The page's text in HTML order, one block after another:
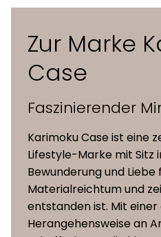
Holz
Eiche
Polsterung
(verfügbare
Kollektionen)
2,
Zur Marke
Case
Faszinierender
Karimoku Case ist eine
Lifestyle-Marke mit Sitz
Bewunderung und
Materialreichtum und
entstanden ist. Mit
Herangehensweise an